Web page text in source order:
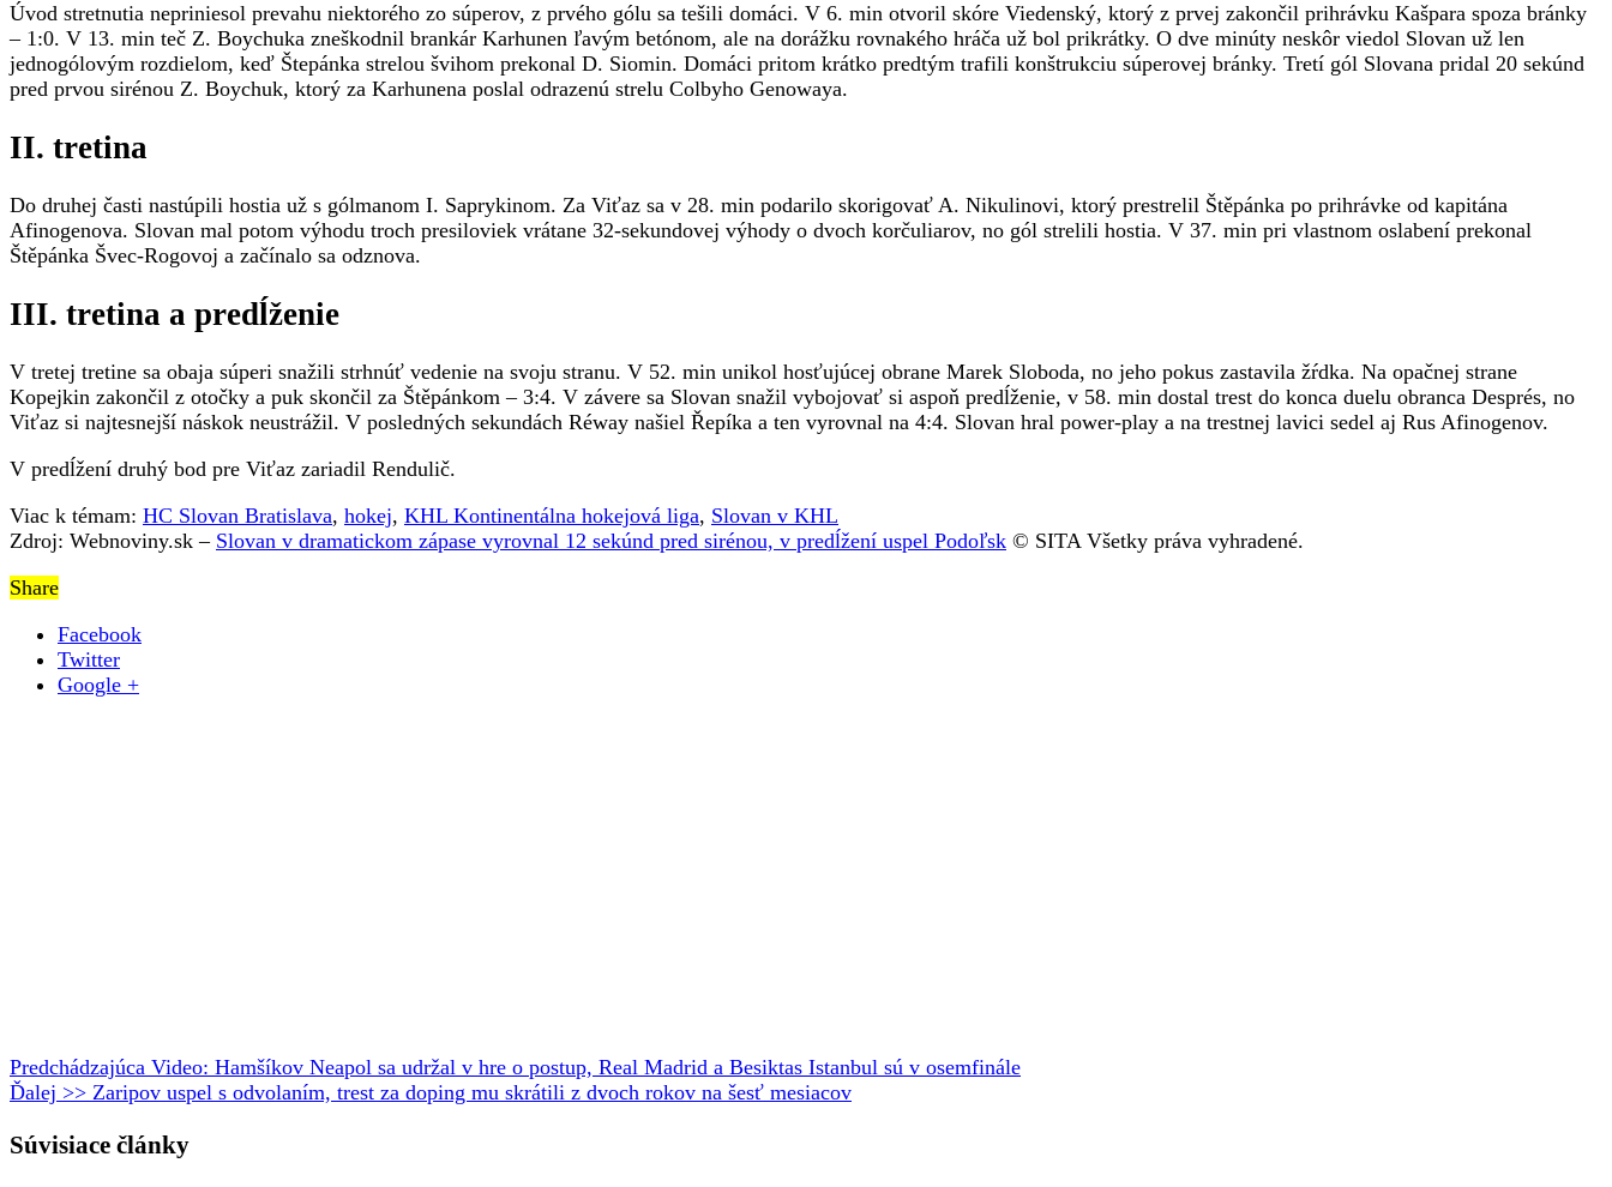
Úvod stretnutia nepriniesol prevahu niektorého zo súperov, z prvého gólu sa tešili domáci. V 6. min otvoril skóre Viedenský, ktorý z prvej zakončil prihrávku Kašpara spoza bránky
– 1:0. V 13. min teč Z. Boychuka zneškodnil brankár Karhunen ľavým betónom, ale na dorážku rovnakého hráča už bol prikrátky. O dve minúty neskôr viedol Slovan už len
jednogólovým rozdielom, keď Štepánka strelou švihom prekonal D. Siomin. Domáci pritom krátko predtým trafili konštrukciu súperovej bránky. Tretí gól Slovana pridal 20 sekúnd
pred prvou sirénou Z. Boychuk, ktorý za Karhunena poslal odrazenú strelu Colbyho Genowaya.
II. tretina
Do druhej časti nastúpili hostia už s gólmanom I. Saprykinom. Za Viťaz sa v 28. min podarilo skorigovať A. Nikulinovi, ktorý prestrelil Štěpánka po prihrávke od kapitána
Afinogenova. Slovan mal potom výhodu troch presiloviek vrátane 32-sekundovej výhody o dvoch korčuliarov, no gól strelili hostia. V 37. min pri vlastnom oslabení prekonal
Štěpánka Švec-Rogovoj a začínalo sa odznova.
III. tretina a predĺženie
V tretej tretine sa obaja súperi snažili strhnúť vedenie na svoju stranu. V 52. min unikol hosťujúcej obrane Marek Sloboda, no jeho pokus zastavila žŕdka. Na opačnej strane
Kopejkin zakončil z otočky a puk skončil za Štěpánkom – 3:4. V závere sa Slovan snažil vybojovať si aspoň predĺženie, v 58. min dostal trest do konca duelu obranca Després, no
Viťaz si najtesnejší náskok neustrážil. V posledných sekundách Réway našiel Řepíka a ten vyrovnal na 4:4. Slovan hral power-play a na trestnej lavici sedel aj Rus Afinogenov.
V predĺžení druhý bod pre Viťaz zariadil Rendulič.
Viac k témam: HC Slovan Bratislava, hokej, KHL Kontinentálna hokejová liga, Slovan v KHL
Zdroj: Webnoviny.sk – Slovan v dramatickom zápase vyrovnal 12 sekúnd pred sirénou, v predĺžení uspel Podoľsk © SITA Všetky práva vyhradené.
Share
Facebook
Twitter
Google +
Predchádzajúca Video: Hamšíkov Neapol sa udržal v hre o postup, Real Madrid a Besiktas Istanbul sú v osemfinále
Ďalej >> Zaripov uspel s odvolaním, trest za doping mu skrátili z dvoch rokov na šesť mesiacov
Súvisiace články